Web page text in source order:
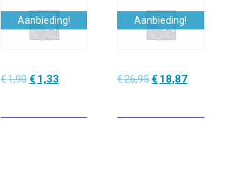
Aanbieding!
€1,90 Oorspronkelijke
€1,90.
€ 1,33Huidige
€1,33.
Aanbieding!
€26,95 Oorspronkelijke
€26,95.
€ 18,87Huidige
€18,87.